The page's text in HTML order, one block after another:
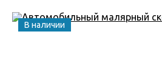
В наличии